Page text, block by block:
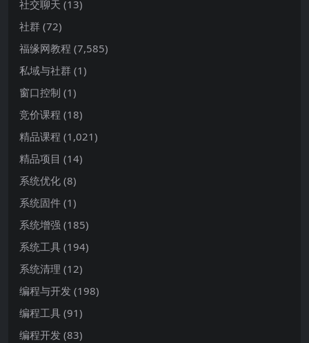
社交聊天 (13)
社群 (72)
福缘网教程 (7,585)
私域与社群 (1)
窗口控制 (1)
竞价课程 (18)
精品课程 (1,021)
精品项目 (14)
系统优化 (8)
系统固件 (1)
系统增强 (185)
系统工具 (194)
系统清理 (12)
编程与开发 (198)
编程工具 (91)
编程开发 (83)